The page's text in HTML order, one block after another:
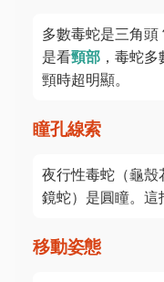
多數毒蛇是三角
是看頸部 ，毒蛇
頸時超明顯。
瞳孔線索
夜行性毒蛇（龜殼
鏡蛇）是圓瞳。這
移動姿態